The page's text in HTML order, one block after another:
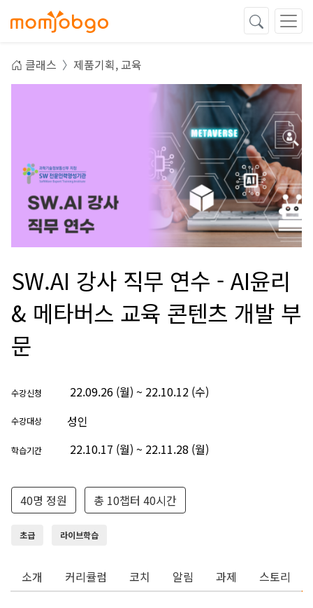
클래스 제품기획,교육
SW.AI 강사 직무 연수 - AI윤리
& 메타버스 교육 콘텐츠 개발 부
문
수강신청 22.09.26 (월) ~ 22.10.12 (수)
수강대상 성인
학습기간 22.10.17 (월) ~ 22.11.28 (월)
40명 정원 총 10챕터 40시간
초급 라이브학습
소개 커리큘럼 코치 알림 과제 스토리